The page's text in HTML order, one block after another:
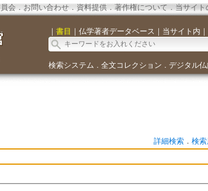
会． お問い合わせ． 資料提供． 著作権について．当サイト
｜ 書目 ｜ 仏学著者データベース ｜ 当サイト内 ｜
検索システム ． 全文コレクション ． デジタル仏
詳細検索． 検